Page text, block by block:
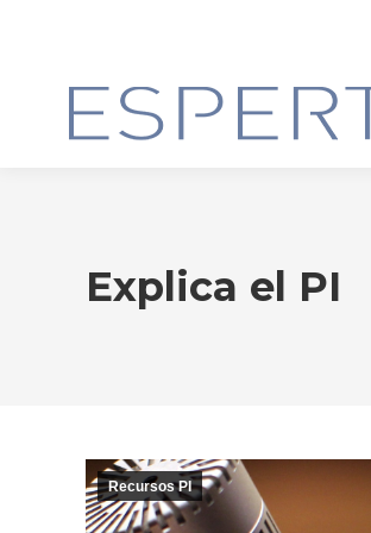
Explica el PI
Recursos PI